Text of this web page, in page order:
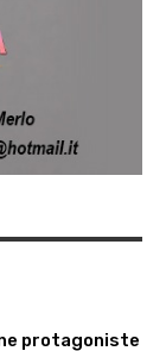
protagoniste